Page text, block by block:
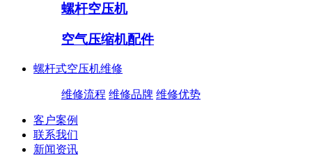
螺杆空压机
空气压缩机配件
螺杆式空压机维修
维修流程 维修品牌 维修优势
客户案例
联系我们
新闻资讯